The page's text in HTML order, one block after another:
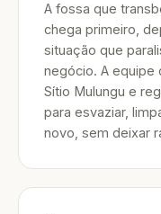
A fossa que
chega primeiro,
situação que
negócio. A equipe
Sítio Mulungu e
para esvaziar,
novo, sem deixar